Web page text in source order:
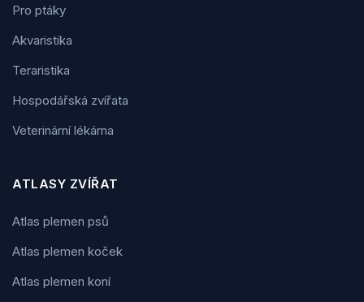
Pro ptáky
Akvaristika
Teraristika
Hospodářská zvířata
Veterinární lékárna
ATLASY ZVÍŘAT
Atlas plemen psů
Atlas plemen koček
Atlas plemen koní